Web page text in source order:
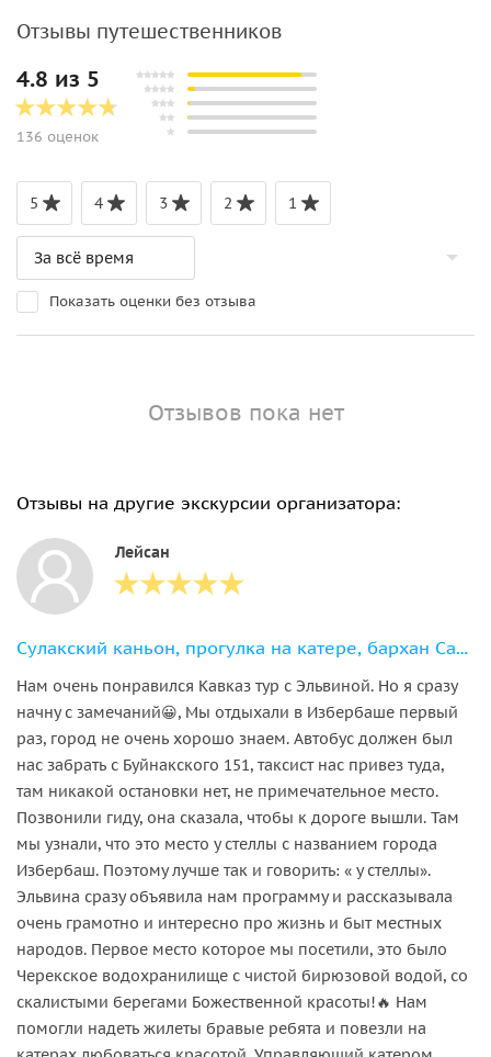
Отзывы путешественников
4.8 из 5
136 оценок
5 4 3 2 1
Показать оценки без отзыва
Отзывов пока нет
Отзывы на другие экскурсии организатора:
Лейсан
Сулакский каньон, прогулка на катере, бархан Сарыкум и пещера Нохъо
Нам очень понравился Кавказ тур с Эльвиной. Но я сразу
начну с замечаний😀, Мы отдыхали в Избербаше первый
раз, город не очень хорошо знаем. Автобус должен был
нас забрать с Буйнакского 151, таксист нас привез туда,
там никакой остановки нет, не примечательное место.
Позвонили гиду, она сказала, чтобы к дороге вышли. Там
мы узнали, что это место у стеллы с названием города
Избербаш. Поэтому лучше так и говорить: « у стеллы».
Эльвина сразу объявила нам программу и рассказывала
очень грамотно и интересно про жизнь и быт местных
народов. Первое место которое мы посетили, это было
Черекское водохранилище с чистой бирюзовой водой, со
скалистыми берегами Божественной красоты!🔥 Нам
помогли надеть жилеты бравые ребята и повезли на